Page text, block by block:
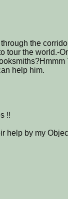
the
tour the world.-
help him.
!!
help by my